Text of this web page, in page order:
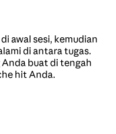
awal sesi, kemudian
di antara tugas.
buat di tengah
hit Anda.